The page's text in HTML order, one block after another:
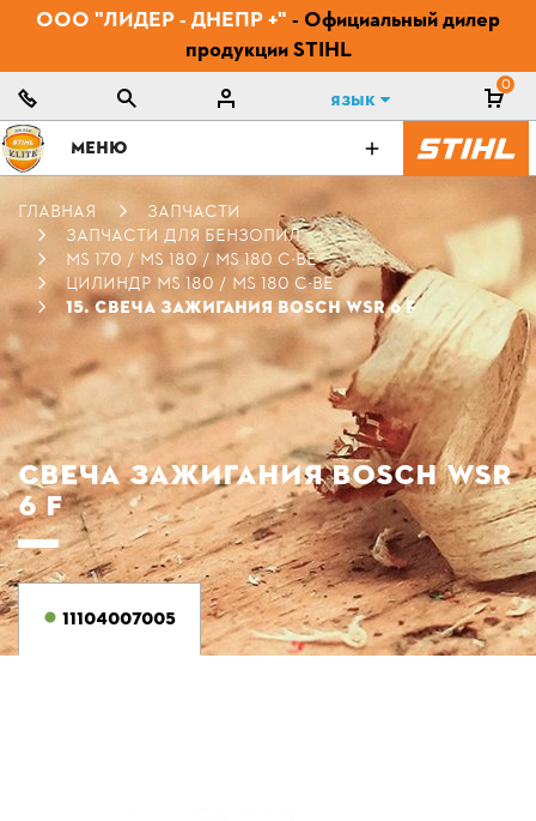
ООО "ЛИДЕР - ДНЕПР +" - Официальный дилер
продукции STIHL
Язык
0
МЕНЮ
ГЛАВНАЯ
ЗАПЧАСТИ
ЗАПЧАСТИ ДЛЯ БЕНЗОПИЛ
MS 170 / MS 180 / MS 180 C-BE
ЦИЛИНДР MS 180 / MS 180 C-BE
15. СВЕЧА ЗАЖИГАНИЯ BOSCH WSR 6 F
СВЕЧА ЗАЖИГАНИЯ BOSCH WSR
6 F
11104007005